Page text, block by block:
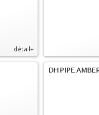
détail+
DH PIPE